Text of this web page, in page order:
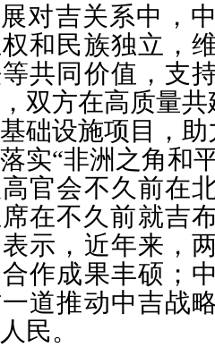
对吉关系中，
和民族独立，
共同价值，支
双方在高质量共
础设施项目，
实“非洲之角和
官会不久前在
在不久前就吉
示，近年来，
作成果丰硕；
道推动中吉战
民。